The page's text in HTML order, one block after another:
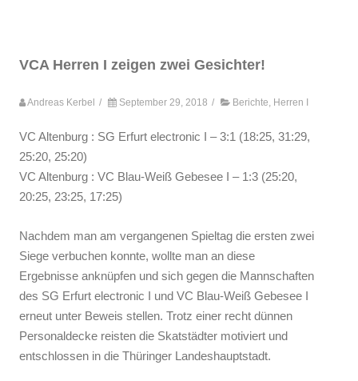
VCA Herren I zeigen zwei Gesichter!
Andreas Kerbel / September 29, 2018 / Berichte Herren I
VC Altenburg : SG Erfurt electronic I – 3:1 (18:25, 31:29,
25:20, 25:20)
VC Altenburg : VC Blau-Weiß Gebesee I – 1:3 (25:20,
20:25, 23:25, 17:25)
Nachdem man am vergangenen Spieltag die ersten zwei
Siege verbuchen konnte, wollte man an diese
Ergebnisse anknüpfen und sich gegen die Mannschaften
des SG Erfurt electronic I und VC Blau-Weiß Gebesee I
erneut unter Beweis stellen. Trotz einer recht dünnen
Personaldecke reisten die Skatstädter motiviert und
entschlossen in die Thüringer Landeshauptstadt.